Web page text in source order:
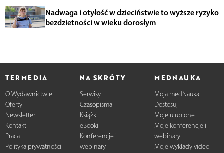
Nadwaga i otyłość w dzieciństwie to wyższe ryzyko
bezdzietności w wieku dorosłym
TERMEDIA
O Wydawnictwie
Oferty
Newsletter
Kontakt
Praca
Polityka prywatności
NA SKRÓTY
Serwisy
Czasopisma
Książki
eBooki
Konferencje i
webinary
MEDNAUKA
Moja medNauka
Dostosuj
Moje ulubione
Moje konferencje i
webinary
Moje wykłady video